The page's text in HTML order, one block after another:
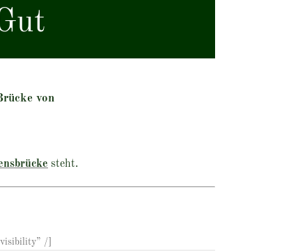
von
steht.
/]